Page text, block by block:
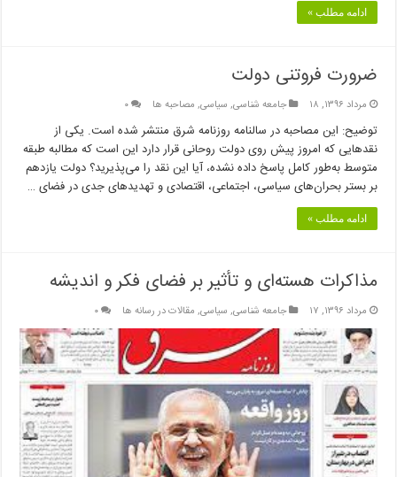
ادامه مطلب »
ضرورت فروتنی دولت
مرداد ۱۳۹۶, ۱۸ جامعه شناسی, سیاسی, مصاحبه ها ۰
توضیح: این مصاحبه در سالنامه روزنامه شرق منتشر شده است. یکی از
نقدهایی که امروز پیش روی دولت روحانی قرار دارد این است که مطالبه طبقه
متوسط به‌طور کامل پاسخ داده نشده، آیا این نقد را می‌پذیرید؟ دولت یازدهم
بر بستر بحران‌های سیاسی، اجتماعی، اقتصادی و تهدیدهای جدی در فضای …
ادامه مطلب »
مذاکرات هسته‌ای و تأثیر بر فضای فکر و اندیشه
مرداد ۱۳۹۶, ۱۷ جامعه شناسی, سیاسی, مقالات در رسانه ها ۰